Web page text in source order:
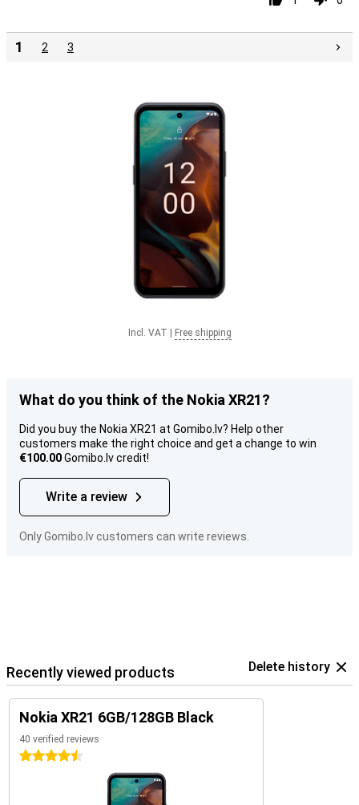
1 2 3
Incl. VAT Free shipping
What do you think of the Nokia XR21?
Did you buy the Nokia XR21 at Gomibo.lv? Help other
customers make the right choice and get a change to win
€100.00Gomibo.lv credit!
Write a review
Only Gomibo.lv customers can write reviews.
Recently viewed products Delete history
Nokia XR21 6GB/128GB Black
40 verified reviews
4.5 stars